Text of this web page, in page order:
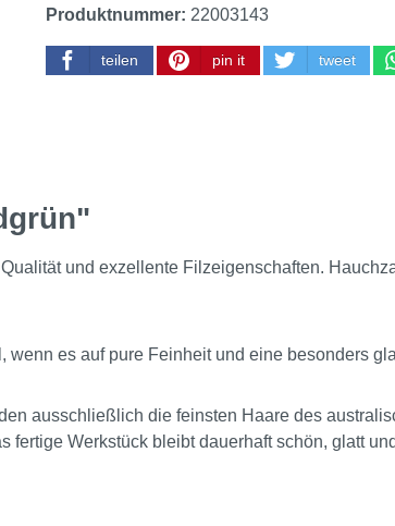
Produktnummer: 22003143
teilen pin it tweet
und exzellente Filzeigenschaften.
es auf pure Feinheit und eine besonders
ausschließlich die feinsten Haare des
Werkstück bleibt dauerhaft schön, glatt